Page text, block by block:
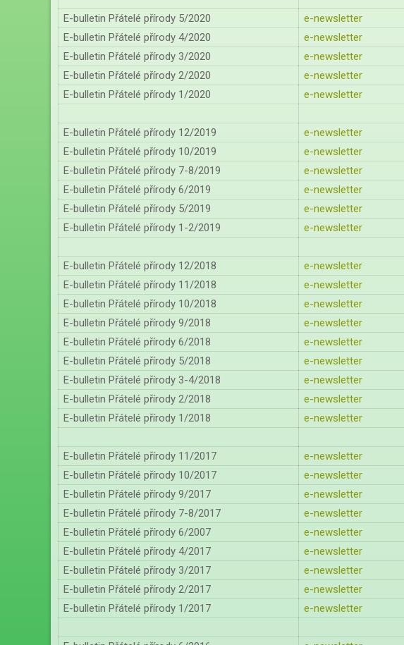
E-bulletin Přátelé přírody 5/2020
e-newsletter
E-bulletin Přátelé přírody 4/2020
e-newsletter
E-bulletin Přátelé přírody 3/2020
e-newsletter
E-bulletin Přátelé přírody 2/2020
e-newsletter
E-bulletin Přátelé přírody 1/2020
e-newsletter
E-bulletin Přátelé přírody 12/2019
e-newsletter
E-bulletin Přátelé přírody 10/2019
e-newsletter
E-bulletin Přátelé přírody 7-8/2019
e-newsletter
E-bulletin Přátelé přírody 6/2019
e-newsletter
E-bulletin Přátelé přírody 5/2019
e-newsletter
E-bulletin Přátelé přírody 1-2/2019
e-newsletter
E-bulletin Přátelé přírody 12/2018
e-newsletter
E-bulletin Přátelé přírody 11/2018
e-newsletter
E-bulletin Přátelé přírody 10/2018
e-newsletter
E-bulletin Přátelé přírody 9/2018
e-newsletter
E-bulletin Přátelé přírody 6/2018
e-newsletter
E-bulletin Přátelé přírody 5/2018
e-newsletter
E-bulletin Přátelé přírody 3-4/2018
e-newsletter
E-bulletin Přátelé přírody 2/2018
e-newsletter
E-bulletin Přátelé přírody 1/2018
e-newsletter
E-bulletin Přátelé přírody 11/2017
e-newsletter
E-bulletin Přátelé přírody 10/2017
e-newsletter
E-bulletin Přátelé přírody 9/2017
e-newsletter
E-bulletin Přátelé přírody 7-8/2017
e-newsletter
E-bulletin Přátelé přírody 6/2007
e-newsletter
E-bulletin Přátelé přírody 4/2017
e-newsletter
E-bulletin Přátelé přírody 3/2017
e-newsletter
E-bulletin Přátelé přírody 2/2017
e-newsletter
E-bulletin Přátelé přírody 1/2017
e-newsletter